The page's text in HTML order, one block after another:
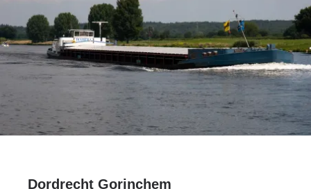
Dordrecht Gorinchem